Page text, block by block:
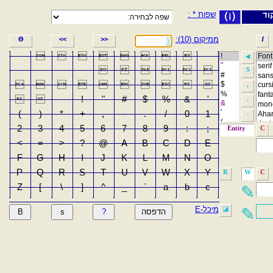
מיכל-E
ממיקום (10):
      


   


      
! " # $ % &
'
(
) * + , - . / 0
1
2
3 4 5 6 7 8 9 :
;
<
= > ? @ A B C D
E
F
G H I J K L M N
O
P
Q R S T U V W X
Y
Z
[ \ ] ^ _ ` a b c
>>
<<
ϴ
✎
✎
I
Entity
W
R
◪
C
C
◄
S
,
.
-
שפות * : ⒤